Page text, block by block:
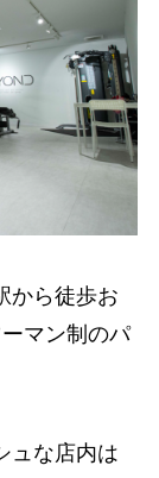
から徒歩お
マン制のパ
ュな店内は